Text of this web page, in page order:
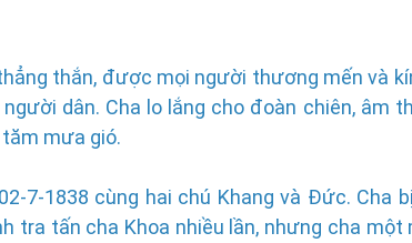
thắn, được mọi người thương mến và
dân. Cha lo lắng cho đoàn chiên, âm
mưa gió.
7-1838 cùng hai chú Khang và Đức. Cha
tra tấn cha Khoa nhiều lần, nhưng cha